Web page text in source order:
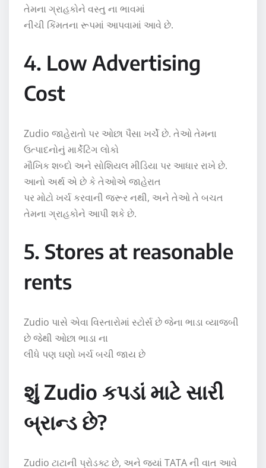
તેમના ગ્રાહકોને વસ્તુ ના ભાવમાં
નીચી કિંમતના રૂપમાં આપવામાં આવે છે.
4. Low Advertising
Cost
Zudio જાહેરાતો પર ઓછા પૈસા ખર્ચે છે. તેઓ તેમના
ઉત્પાદનોનું માર્કેટિંગ લોકો
મૌખિક શબ્દો અને સોશિયલ મીડિયા પર આધાર રાખે છે.
આનો અર્થ એ છે કે તેઓએ જાહેરાત
પર મોટો ખર્ચ કરવાની જરૂર નથી, અને તેઓ તે બચત
તેમના ગ્રાહકોને આપી શકે છે.
5. Stores at reasonable
rents
Zudio પાસે એવા વિસ્તારોમાં સ્ટોર્સ છે જેના ભાડા વ્યાજબી
છે જેથી ઓછા ભાડા ના
લીધે પણ ઘણો ખર્ચ બચી જાય છે
શું Zudio કપડાં માટે સારી
બ્રાન્ડ છે?
Zudio ટાટાની પ્રોડક્ટ છે, અને જ્યાં TATA ની વાત આવે